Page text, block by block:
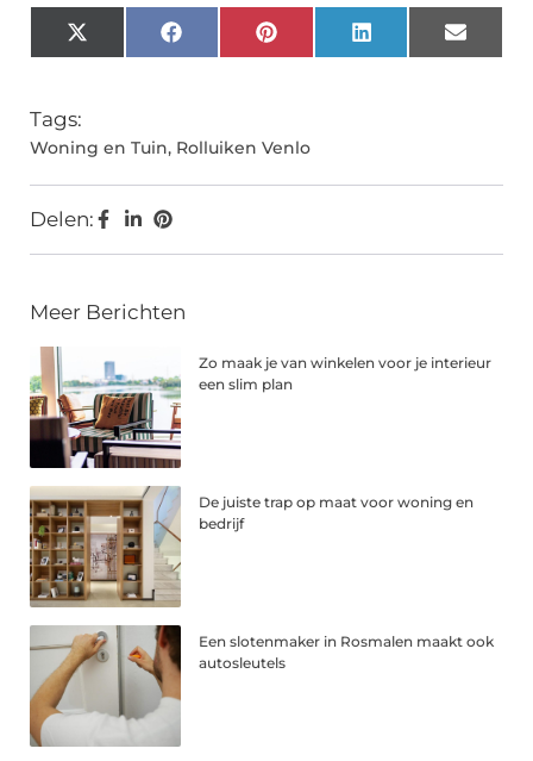
X
(Twitter)
FacebookPinterestLinkedInEmail
Tags:
Woning en Tuin, Rolluiken Venlo
Delen:
Meer Berichten
Zo maak je van winkelen voor je interieur
een slim plan
De juiste trap op maat voor woning en
bedrijf
Een slotenmaker in Rosmalen maakt ook
autosleutels